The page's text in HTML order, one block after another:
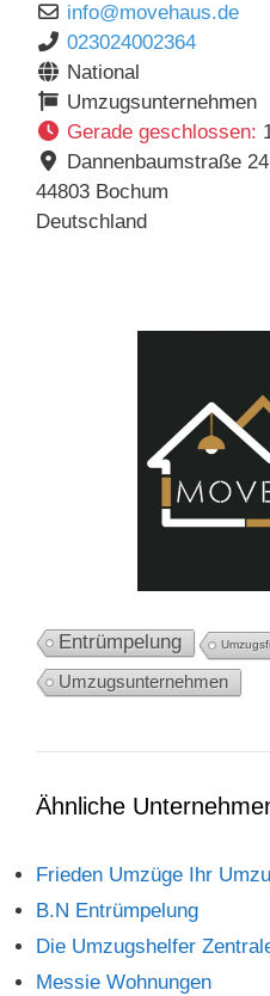
info@movehaus.de
023024002364
National
Umzugsunternehmen
Gerade geschlossen:
Dannenbaumstraße 24
44803 Bochum
Deutschland
Entrümpelung
Umzugsunternehmen
Ähnliche
Frieden Umzüge Ihr
B.N Entrümpelung
Die Umzugshelfer
Messie Wohnungen